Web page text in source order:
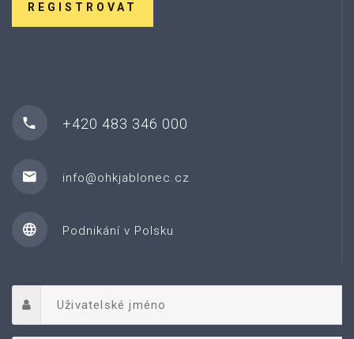
REGISTROVAT
+420 483 346 000
info@ohkjablonec.cz
Podnikání v Polsku